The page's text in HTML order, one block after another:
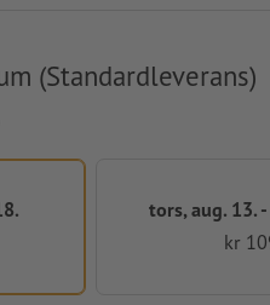
(Standardleverans)
tors, aug. 13.
kr